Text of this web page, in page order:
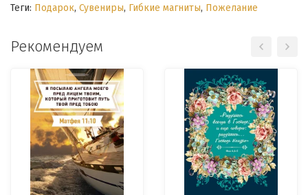
Теги: Подарок, Сувениры, Гибкие магниты, Пожелание
Рекомендуем